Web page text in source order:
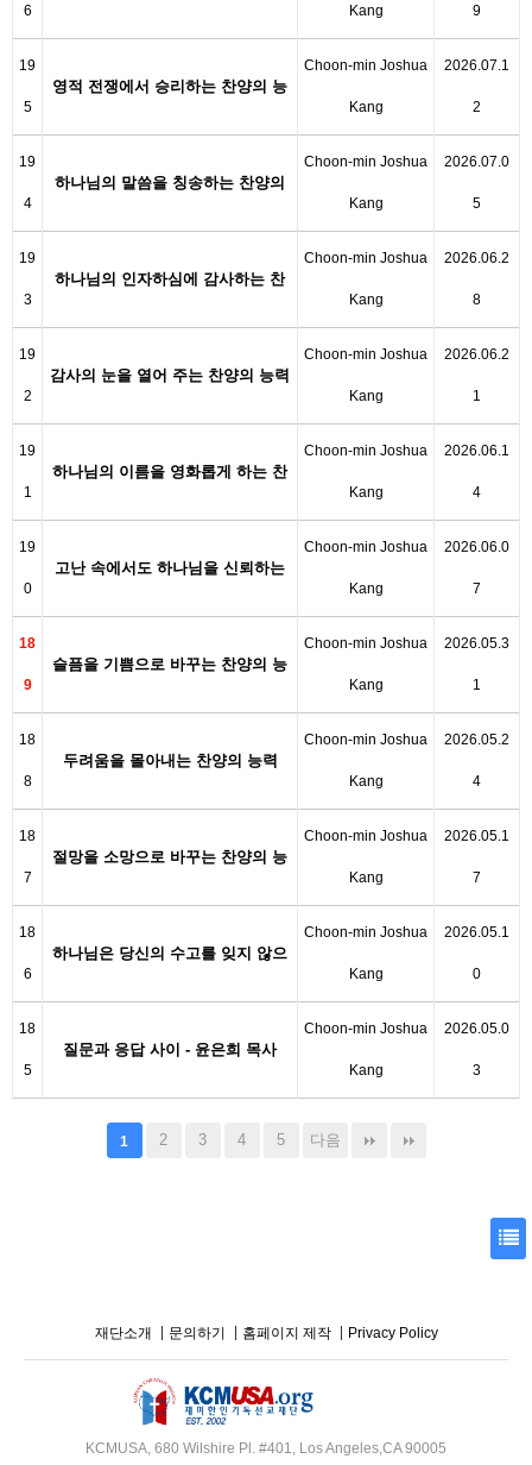
6 Kang 9
19
5
영적 전쟁에서 승리하는 찬양의 능
Choon-min Joshua
Kang
2026.07.1
2
19
4
하나님의 말씀을 칭송하는 찬양의
Choon-min Joshua
Kang
2026.07.0
5
19
3
하나님의 인자하심에 감사하는 찬
Choon-min Joshua
Kang
2026.06.2
8
19
2
감사의 눈을 열어 주는 찬양의 능력
Choon-min Joshua
Kang
2026.06.2
1
19
1
하나님의 이름을 영화롭게 하는 찬
Choon-min Joshua
Kang
2026.06.1
4
19
0
고난 속에서도 하나님을 신뢰하는
Choon-min Joshua
Kang
2026.06.0
7
18
9
슬픔을 기쁨으로 바꾸는 찬양의 능
Choon-min Joshua
Kang
2026.05.3
1
18
8
두려움을 몰아내는 찬양의 능력
Choon-min Joshua
Kang
2026.05.2
4
18
7
절망을 소망으로 바꾸는 찬양의 능
Choon-min Joshua
Kang
2026.05.1
7
18
6
하나님은 당신의 수고를 잊지 않으
Choon-min Joshua
Kang
2026.05.1
0
18
5
질문과 응답 사이 - 윤은희 목사
Choon-min Joshua
Kang
2026.05.0
3
1 2 3 4 5 다음
재단소개 문의하기 홈페이지 제작 Privacy Policy
KCMUSA, 680 Wilshire Pl. #401, Los Angeles,CA 90005